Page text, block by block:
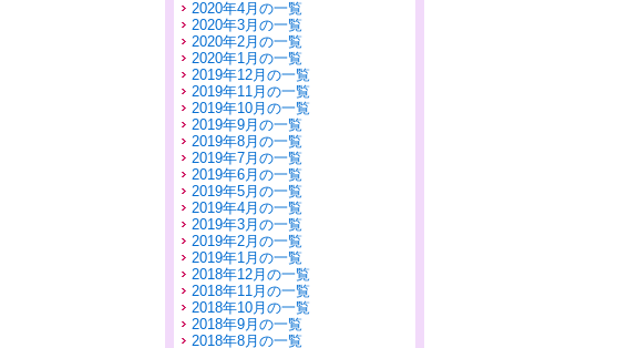
2020年4月の一覧
2020年3月の一覧
2020年2月の一覧
2020年1月の一覧
2019年12月の一覧
2019年11月の一覧
2019年10月の一覧
2019年9月の一覧
2019年8月の一覧
2019年7月の一覧
2019年6月の一覧
2019年5月の一覧
2019年4月の一覧
2019年3月の一覧
2019年2月の一覧
2019年1月の一覧
2018年12月の一覧
2018年11月の一覧
2018年10月の一覧
2018年9月の一覧
2018年8月の一覧